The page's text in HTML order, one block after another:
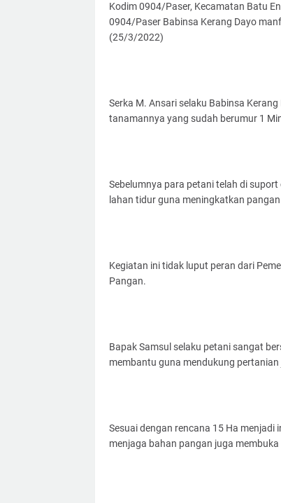
Kodim 0904/Paser, Kecamatan Batu
0904/Paser Babinsa Kerang Dayo
(25/3/2022)
Serka M. Ansari selaku Babinsa
tanamannya yang sudah berumur 1
Sebelumnya para petani telah di
lahan tidur guna meningkatkan
Kegiatan ini tidak luput peran dari
Pangan.
Bapak Samsul selaku petani sangat
membantu guna mendukung
Sesuai dengan rencana 15 Ha
menjaga bahan pangan juga